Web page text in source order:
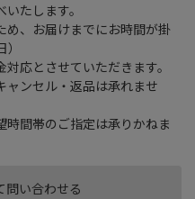
問い合わせる
たします。
、お届けまでにお時間が掛
応とさせていただきます。
ンセル・返品は承れませ
間帯のご指定は承りかねま